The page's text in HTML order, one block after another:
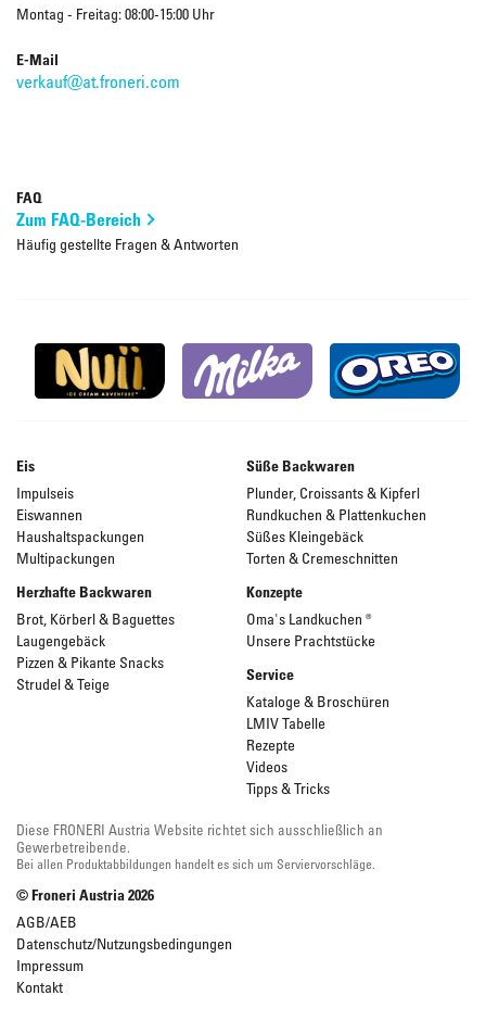
Montag - Freitag: 08:00-15:00 Uhr
E-Mail
verkauf@at.froneri.com
FAQ
Zum FAQ-Bereich
Häufig gestellte Fragen & Antworten
Eis
Impulseis
Eiswannen
Haushaltspackungen
Multipackungen
Süße Backwaren
Plunder, Croissants & Kipferl
Rundkuchen & Plattenkuchen
Süßes Kleingebäck
Torten & Cremeschnitten
Herzhafte Backwaren
Brot, Körberl & Baguettes
Laugengebäck
Pizzen & Pikante Snacks
Strudel & Teige
Konzepte
Oma's Landkuchen ®
Unsere Prachtstücke
Service
Kataloge & Broschüren
LMIV Tabelle
Rezepte
Videos
Tipps & Tricks
Diese FRONERI Austria Website richtet sich ausschließlich an
Gewerbetreibende.
Bei allen Produktabbildungen handelt es sich um Serviervorschläge.
© Froneri Austria2026
AGB/AEB
Datenschutz/Nutzungsbedingungen
Impressum
Kontakt